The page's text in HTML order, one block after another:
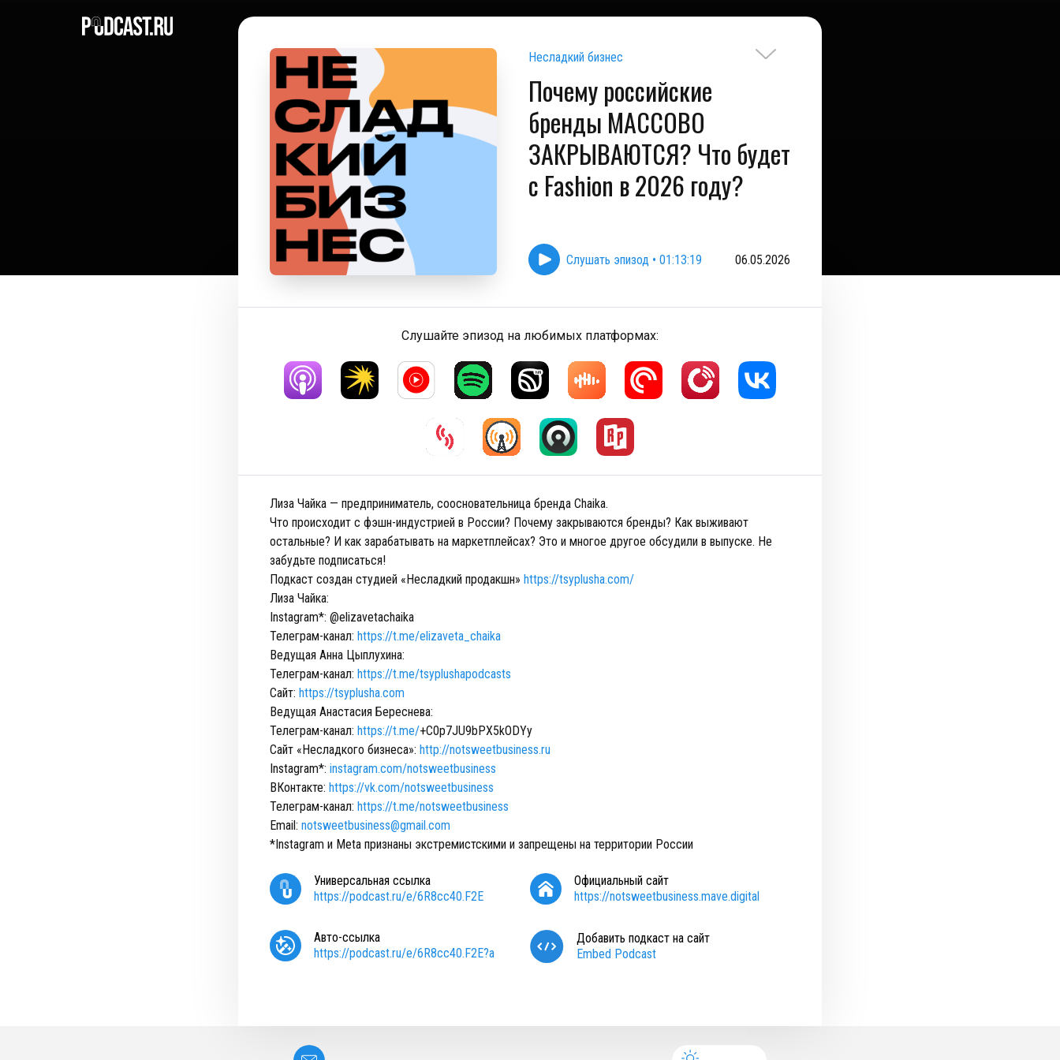
Несладкий бизнес
Почему российские
бренды МАССОВО
ЗАКРЫВАЮТСЯ? Что будет
с Fashion в 2026 году?
Слушать эпизод • 01:13:19 06.05.2026
Слушайте эпизод на любимых платформах:
Лиза Чайка — предприниматель, соосновательница бренда Chaika.
Что происходит с фэшн-индустрией в России? Почему закрываются бренды? Как выживают
остальные? И как зарабатывать на маркетплейсах? Это и многое другое обсудили в выпуске. Не
забудьте подписаться!
Подкаст создан студией «Несладкий продакшн» https://tsyplusha.com/
Лиза Чайка:
Instagram*: @elizavetachaika
Телеграм-канал: https://t.me/elizaveta_chaika
Ведущая Анна Цыплухина:
Телеграм-канал: https://t.me/tsyplushapodcasts
Сайт: https://tsyplusha.com
Ведущая Анастасия Береснева:
Телеграм-канал: https://t.me/+C0p7JU9bPX5kODYy
Сайт «Несладкого бизнеса»: http://notsweetbusiness.ru
Instagram*: instagram.com/notsweetbusiness
ВКонтакте: https://vk.com/notsweetbusiness
Телеграм-канал: https://t.me/notsweetbusiness
Email: notsweetbusiness@gmail.com
*Instagram и Meta признаны экстремистскими и запрещены на территории России
Универсальная ссылка
https://podcast.ru/e/6R8cc40.F2E
Официальный сайт
https://notsweetbusiness.mave.digital
Авто-ссылка
https://podcast.ru/e/6R8cc40.F2E?a
Добавить подкаст на сайт
Embed Podcast